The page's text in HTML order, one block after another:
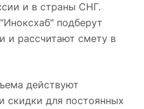
и в страны СНГ.
подберут
и рассчитают смету в
действуют
скидки для постоянных